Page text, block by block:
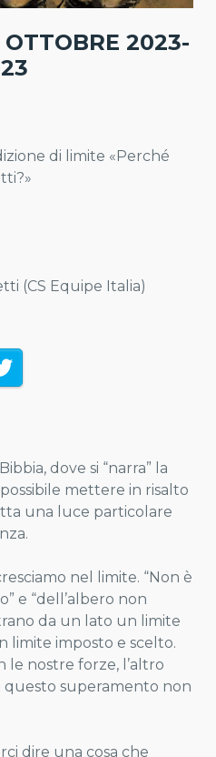
2023-
di limite «Perché
(CS Equipe Italia)
dove si “narra” la
mettere in risalto
una luce particolare
nel limite. “Non è
e “dell’albero non
da un lato un limite
limite imposto e scelto.
le nostre forze, l’altro
questo superamento non
dire una cosa che